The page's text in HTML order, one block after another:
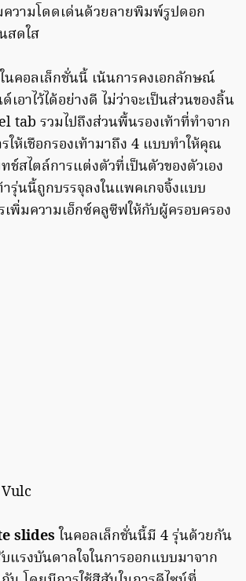
ความโดดเด่นด้วยลายพิมพ์รูปดอก
สดใส
นคอลเล็กชั่นนี้ เน้นการคงเอกลักษณ์
อาไว้ได้อย่างดี ไม่ว่าจะเป็นส่วนของลิ้น
tab รวมไปถึงส่วนพื้นรองเท้าที่ทำจาก
ให้เชือกรองเท้ามาถึง 4 แบบทำให้คุณ
สไตล์การแต่งตัวที่เป็นตัวของตัวเอง
รุ่นนี้ถูกบรรจุลงในแพคเกจจิ้งแบบ
พิ่มความเอ็กซ์คลูซีฟให้กับผู้ครอบครอง
slides ในคอลเล็กชั่นนี้มี 4 รุ่นด้วยกัน
แรงบันดาลใจในการออกแบบมาจาก